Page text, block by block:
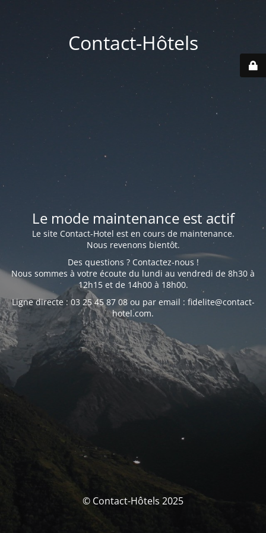
Contact-Hôtels
Le mode maintenance est actif
Le site Contact-Hotel est en cours de maintenance.
Nous revenons bientôt.
Des questions ? Contactez-nous !
Nous sommes à votre écoute du lundi au vendredi de 8h30 à
12h15 et de 14h00 à 18h00.
Ligne directe : 03 25 45 87 08 ou par email : fidelite@contact-
hotel.com.
© Contact-Hôtels 2025